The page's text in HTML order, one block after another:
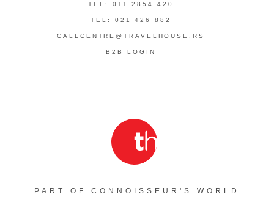
TEL: 011 2854 420
TEL: 021 426 882
CALLCENTRE@TRAVELHOUSE.RS
B2B LOGIN
PART OF CONNOISSEUR'S WORLD